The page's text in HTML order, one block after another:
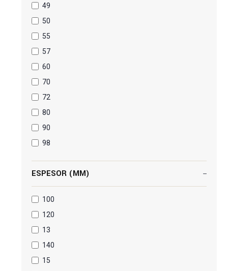
49
50
55
57
60
70
72
80
90
98
ESPESOR (MM)
100
120
13
140
15